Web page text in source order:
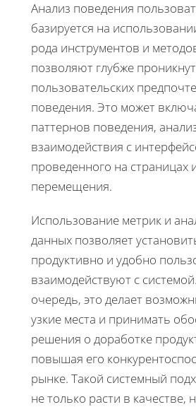
Анализ поведения
базируется на
рода инструментов и
позволяют глубже
пользовательских
поведения. Это может
паттернов поведения,
взаимодействия с
проведенного на страницах
перемещения.
Использование метрик и
данных позволяет
продуктивно и удобно
взаимодействуют с
очередь, это делает
узкие места и принимать
решения о доработке
повышая его
рынке. Такой системный
не только расти в качестве,